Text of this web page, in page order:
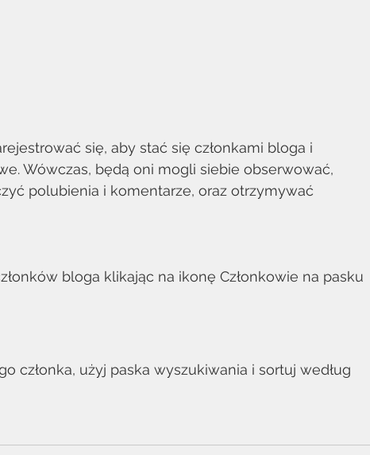
się, aby stać się członkami bloga i
Wówczas, będą oni mogli siebie obserwować,
polubienia i komentarze, oraz otrzymywać
bloga klikając na ikonę Członkowie na pasku
członka, użyj paska wyszukiwania i sortuj według